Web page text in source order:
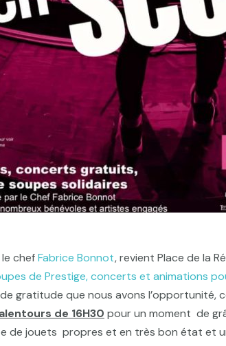
chefFabrice Bonnot, revient Place de la
de Prestige, concerts et animations
gratitude que nous avons l’opportunité,
de 16H30 pour un moment de
de jouets propres et en très bon état et